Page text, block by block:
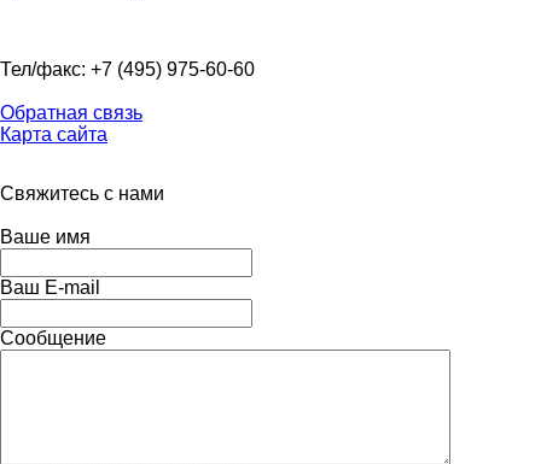
Тел/факс: +7 (495) 975-60-60
Обратная связь
Карта сайта
Свяжитесь с нами
Ваше имя
Ваш E-mail
Сообщение